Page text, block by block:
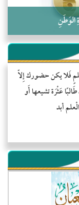
الوَطَنِ
فَلا يكن حضورك إِلاّ
عَثْرَة تشيعها أَو
أبد